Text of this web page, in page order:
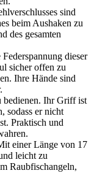
sind
beim Aushaken zu
des gesamten
dieser
sicher offen zu
Ihre Hände sind
bedienen. Ihr Griff ist
sodass er nicht
Praktisch und
einer Länge von 17
leicht zu
Raubfischangeln,